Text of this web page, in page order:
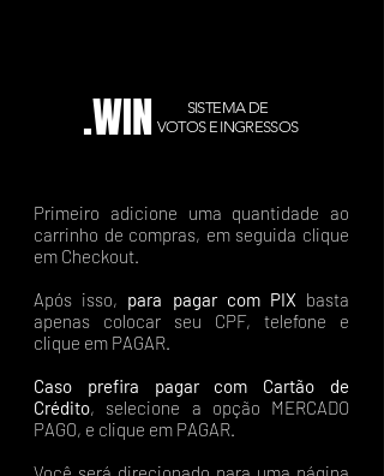
.WIN
SISTEMA DE
VOTOS E INGRESSOS
Primeiro adicione uma quantidade ao
carrinho de compras, em seguida clique
em Checkout.
Após isso, para pagar com PIX basta
apenas colocar seu CPF, telefone e
clique em PAGAR.
Caso prefira pagar com Cartão de
Crédito, selecione a opção MERCADO
PAGO, e clique em PAGAR.